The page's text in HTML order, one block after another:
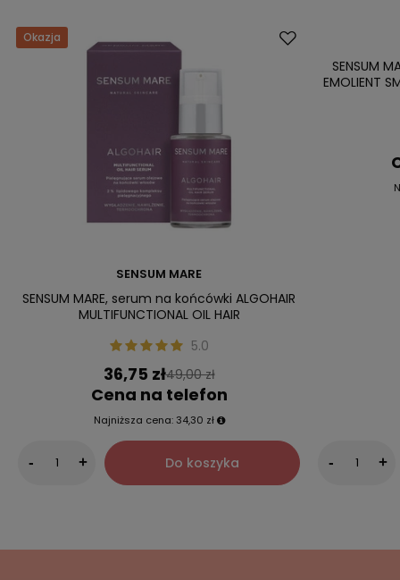
Okazja
SENSUM MARE
SENSUM MARE, serum na końcówki ALGOHAIR
MULTIFUNCTIONAL OIL HAIR
5.0
36,75 zł49,00 zł
Cena na telefon
Najniższa cena: 34,30 zł
- + Do koszyka
SENSUM
EMOLIENT
- +